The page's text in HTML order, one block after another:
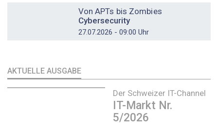
Von APTs bis Zombies
Cybersecurity
27.07.2026 - 09:00 Uhr
AKTUELLE AUSGABE
Der Schweizer IT-Channel
IT-Markt Nr.
5/2026